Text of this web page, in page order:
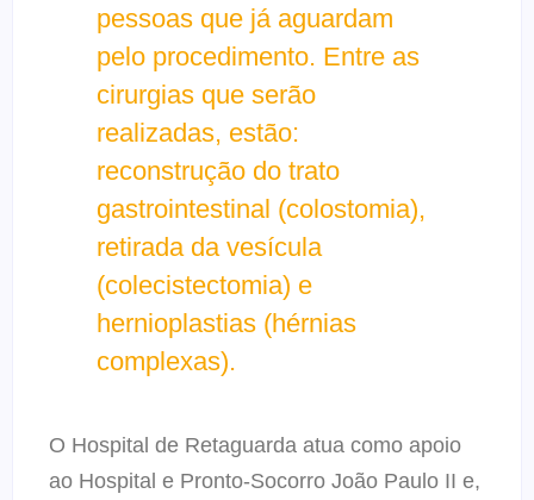
pessoas que já aguardam
pelo procedimento. Entre as
cirurgias que serão
realizadas, estão:
reconstrução do trato
gastrointestinal (colostomia),
retirada da vesícula
(colecistectomia) e
hernioplastias (hérnias
complexas).
O Hospital de Retaguarda atua como apoio
ao Hospital e Pronto-Socorro João Paulo II e,